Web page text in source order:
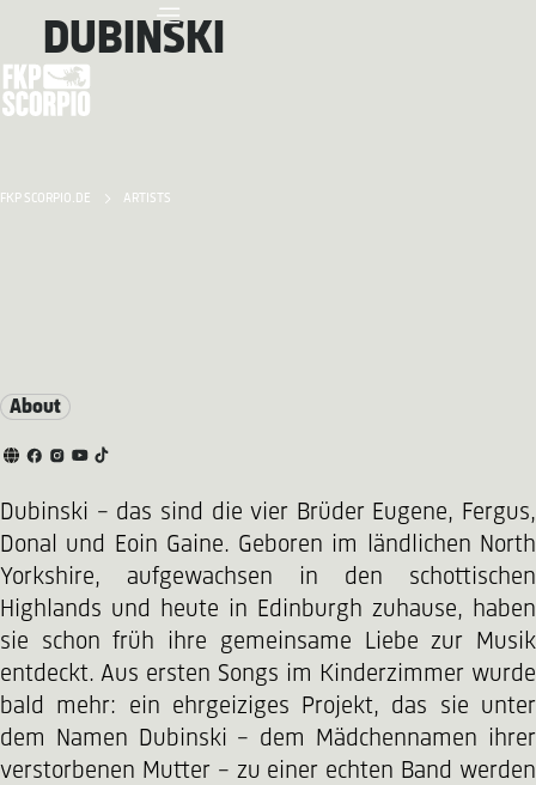
FKP SCORPIO.DE ARTISTS
DUBINSKI
About
Dubinski – das sind die vier Brüder Eugene, Fergus,
Donal und Eoin Gaine. Geboren im ländlichen North
Yorkshire, aufgewachsen in den schottischen
Highlands und heute in Edinburgh zuhause, haben
sie schon früh ihre gemeinsame Liebe zur Musik
entdeckt. Aus ersten Songs im Kinderzimmer wurde
bald mehr: ein ehrgeiziges Projekt, das sie unter
dem Namen Dubinski – dem Mädchennamen ihrer
verstorbenen Mutter – zu einer echten Band werden